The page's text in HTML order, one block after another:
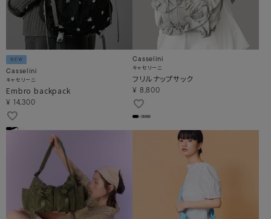
NEW
Casselini
キャセリーニ
Embro backpack
¥ 14,300
Casselini
キャセリーニ
フリルナップサック
¥ 8,800